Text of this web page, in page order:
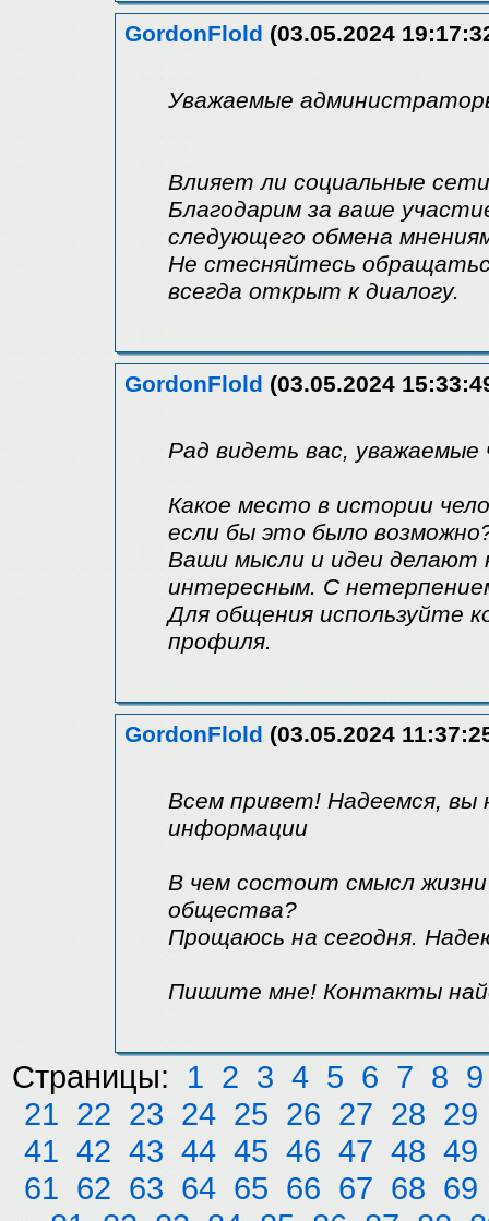
GordonFlold (03.05.2024
Уважаемые
Влияет ли социальные
Благодарим за ваше
следующего обмена
Не стесняйтесь
всегда открыт к диалогу.
GordonFlold (03.05.2024
Рад видеть вас,
Какое место в истории
если бы это было
Ваши мысли и идеи делают
интересным. С
Для общения используйте
профиля.
GordonFlold (03.05.2024
Всем привет! Надеемся, вы
информации
В чем состоит смысл жизни
общества?
Прощаюсь на сегодня.
Пишите мне! Контакты
Страницы: 1 2 3 4 5 6 7 8 9
21 22 23 24 25 26 27 28 29
41 42 43 44 45 46 47 48 49
61 62 63 64 65 66 67 68 69